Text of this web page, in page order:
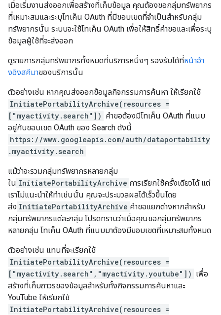
เมื่อเริ่มงานส่งออกเพื่อสร้างที่เก็บข้อมูล คุณต้องขอกลุ่มทรัพยากร
ที่เหมาะสมและระบุโทเค็น OAuth ที่มีขอบเขตที่จําเป็นสําหรับกลุ่ม
ทรัพยากรนั้น ระบบจะใช้โทเค็น OAuth เพื่อให้สิทธิ์คำขอและเพื่อระบุ
ข้อมูลผู้ใช้ที่จะส่งออก
ดูรายการกลุ่มทรัพยากรทั้งหมดที่บริการหนึ่งๆ รองรับได้ที่หน้าอ้า
งอิงสคีมาของบริการนั้น
ตัวอย่างเช่น หากคุณส่งออกข้อมูลกิจกรรมการค้นหา ให้เรียกใช้
InitiatePortabilityArchive(resources =
["myactivity.search"]) คำขอต้องมีโทเค็น OAuth ที่แนบ
อยู่กับขอบเขต OAuth ของ Search ดังนี้
https://www.googleapis.com/auth/dataportability
.myactivity.search
แม้ว่าจะรวมกลุ่มทรัพยากรหลายกลุ่ม
ใน InitiatePortabilityArchive การเรียกใช้ครั้งเดียวได้ แต่
เราไม่แนะนําให้ทําเช่นนั้น คุณจะประมวลผลได้เร็วขึ้นโดย
ส่ง InitiatePortabilityArchive คําขอแยกต่างหากสําหรับ
กลุ่มทรัพยากรแต่ละกลุ่ม โปรดทราบว่าเมื่อคุณขอกลุ่มทรัพยากร
หลายกลุ่ม โทเค็น OAuth ที่แนบมาต้องมีขอบเขตที่เหมาะสมทั้งหมด
ตัวอย่างเช่น แทนที่จะเรียกใช้
InitiatePortabilityArchive(resources =
["myactivity.search","myactivity.youtube"]) เพื่อ
สร้างที่เก็บถาวรของข้อมูลสำหรับทั้งกิจกรรมการค้นหาและ
YouTube ให้เรียกใช้
InitiatePortabilityArchive(resources =